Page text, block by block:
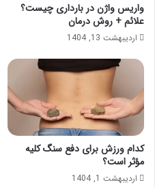
واریس واژن در بارداری چیست؟
علائم + روش درمان
اردیبهشت 13, 1404
کدام ورزش برای دفع سنگ کلیه
مؤثر است؟
اردیبهشت 1, 1404